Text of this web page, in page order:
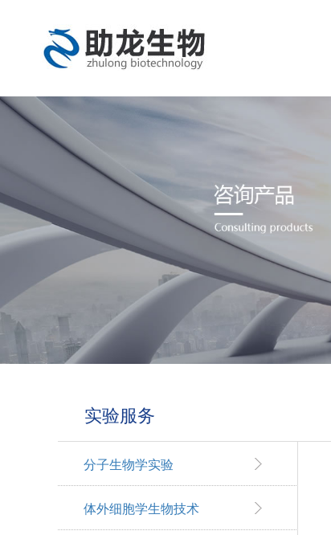
实验服务
分子生物学实验
体外细胞学生物技术